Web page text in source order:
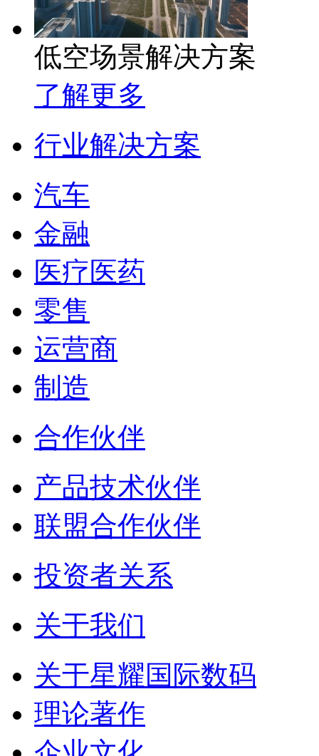
低空场景解决方案
了解更多
行业解决方案
汽车
金融
医疗医药
零售
运营商
制造
合作伙伴
产品技术伙伴
联盟合作伙伴
投资者关系
关于我们
关于星耀国际数码
理论著作